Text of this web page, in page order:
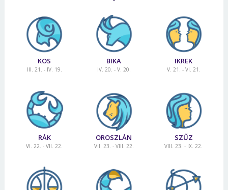
KOS
III. 21. - IV. 19.
BIKA
IV. 20. - V. 20.
IKREK
V. 21. - VI. 21.
RÁK
VI. 22. - VII. 22.
OROSZLÁN
VII. 23. - VIII. 22.
SZŰZ
VIII. 23. - IX. 22.